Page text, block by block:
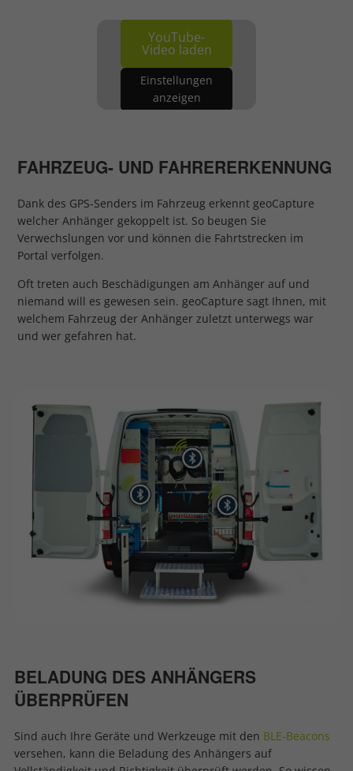
YouTube-
Video laden
Einstellungen
anzeigen
FAHRZEUG- UND FAHRERERKENNUNG
Dank des GPS-Senders im Fahrzeug erkennt geoCapture
welcher Anhänger gekoppelt ist. So beugen Sie
Verwechslungen vor und können die Fahrtstrecken im
Portal verfolgen.
Oft treten auch Beschädigungen am Anhänger auf und
niemand will es gewesen sein. geoCapture sagt Ihnen, mit
welchem Fahrzeug der Anhänger zuletzt unterwegs war
und wer gefahren hat.
BELADUNG DES ANHÄNGERS
ÜBERPRÜFEN
Sind auch Ihre Geräte und Werkzeuge mit den BLE-Beacons
versehen, kann die Beladung des Anhängers auf